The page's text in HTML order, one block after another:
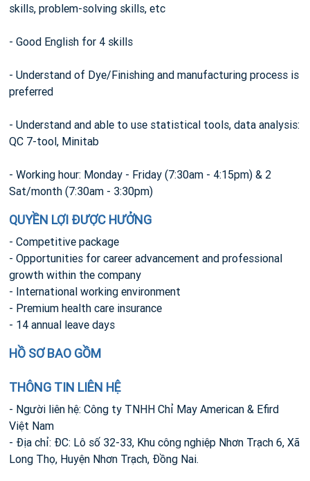
skills, problem-solving skills, etc
- Good English for 4 skills
- Understand of Dye/Finishing and manufacturing process is
preferred
- Understand and able to use statistical tools, data analysis:
QC 7-tool, Minitab
- Working hour: Monday - Friday (7:30am - 4:15pm) & 2
Sat/month (7:30am - 3:30pm)
QUYỀN LỢI ĐƯỢC HƯỞNG
- Competitive package
- Opportunities for career advancement and professional
growth within the company
- International working environment
- Premium health care insurance
- 14 annual leave days
HỒ SƠ BAO GỒM
THÔNG TIN LIÊN HỆ
- Người liên hệ: Công ty TNHH Chỉ May American & Efird
Việt Nam
- Địa chỉ: ĐC: Lô số 32-33, Khu công nghiệp Nhơn Trạch 6, Xã
Long Thọ, Huyện Nhơn Trạch, Đồng Nai.